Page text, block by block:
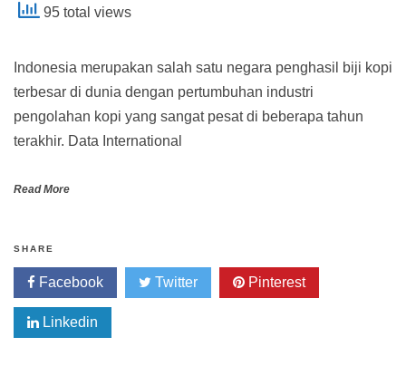
95 total views
Indonesia merupakan salah satu negara penghasil biji kopi
terbesar di dunia dengan pertumbuhan industri
pengolahan kopi yang sangat pesat di beberapa tahun
terakhir. Data International
Read More
SHARE
Facebook Twitter Pinterest
Linkedin